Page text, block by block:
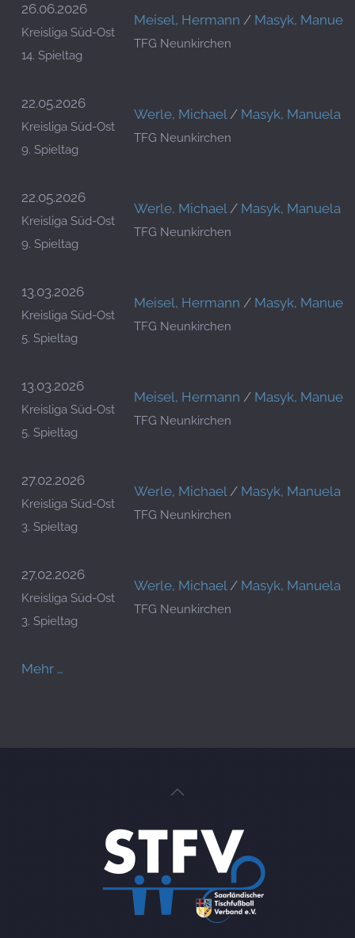
26.06.2026
Kreisliga Süd-Ost
14. Spieltag
Meisel, Hermann / Masyk, Manuela
TFG Neunkirchen
22.05.2026
Kreisliga Süd-Ost
9. Spieltag
Werle, Michael/ Masyk, Manuela
TFG Neunkirchen
22.05.2026
Kreisliga Süd-Ost
9. Spieltag
Werle, Michael/ Masyk, Manuela
TFG Neunkirchen
13.03.2026
Kreisliga Süd-Ost
5. Spieltag
Meisel, Hermann / Masyk, Manuela
TFG Neunkirchen
13.03.2026
Kreisliga Süd-Ost
5. Spieltag
Meisel, Hermann / Masyk, Manuela
TFG Neunkirchen
27.02.2026
Kreisliga Süd-Ost
3. Spieltag
Werle, Michael/ Masyk, Manuela
TFG Neunkirchen
27.02.2026
Kreisliga Süd-Ost
3. Spieltag
Werle, Michael/ Masyk, Manuela
TFG Neunkirchen
Mehr …